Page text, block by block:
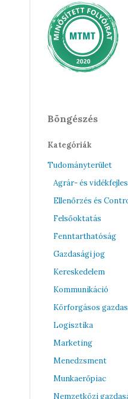
Böngészés
Kategóriák
Tudományterület
Agrár- és
Ellenőrzés és
Felsőoktatás
Fenntarthatóság
Gazdasági jog
Kereskedelem
Kommunikáció
Körforgásos
Logisztika
Marketing
Menedzsment
Munkaerőpiac
Nemzetközi